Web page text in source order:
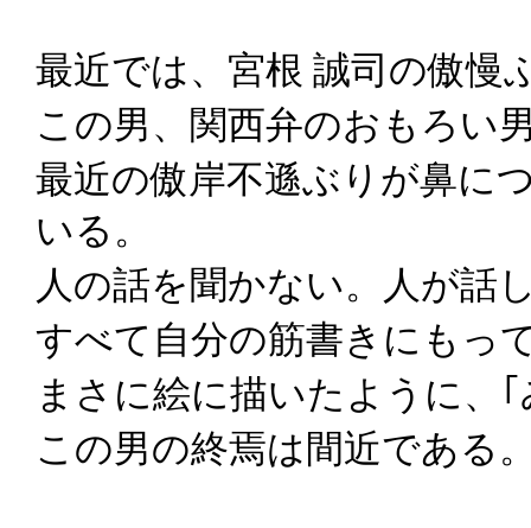
最近では、宮根 誠司の傲慢
この男、関西弁のおもろい
最近の傲岸不遜ぶりが鼻に
いる。
人の話を聞かない。人が話
すべて自分の筋書きにもっ
まさに絵に描いたように、
この男の終焉は間近である